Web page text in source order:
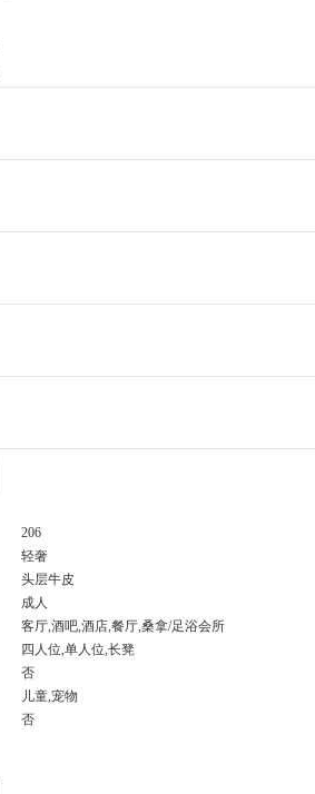
206
轻奢
头层牛皮
成人
客厅,酒吧,酒店,餐厅,桑拿/足浴会所
四人位,单人位,长凳
否
儿童,宠物
否